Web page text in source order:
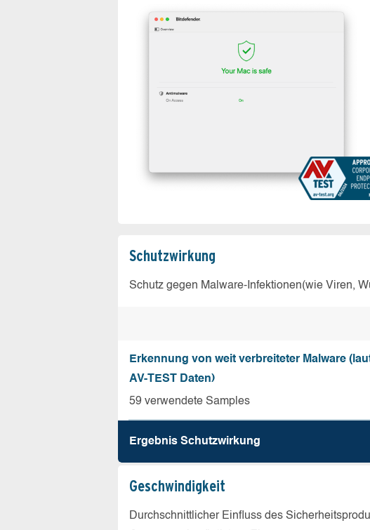
Schutz­wirkung
Schutz gegen Malware-Infektionen(wie Viren,
Erkennung von weit verbreiteter Malware
AV-TEST Daten)
59 verwendete Samples
Ergebnis Schutz­wirkung
Geschw­indigkeit
Durchschnittlicher Einfluss des